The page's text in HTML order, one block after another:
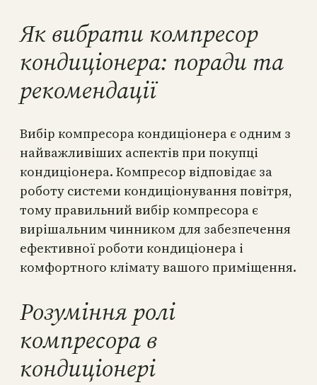
Як вибрати компресор
кондиціонера: поради та
рекомендації
Вибір компресора кондиціонера є одним з
найважливіших аспектів при покупці
кондиціонера. Компресор відповідає за
роботу системи кондиціонування повітря,
тому правильний вибір компресора є
вирішальним чинником для забезпечення
ефективної роботи кондиціонера і
комфортного клімату вашого приміщення.
Розуміння ролі
компресора в
кондиціонері